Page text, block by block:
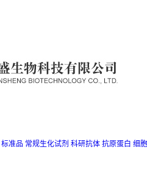
标准品 常规生化试剂 科研抗体 抗原蛋白 细胞